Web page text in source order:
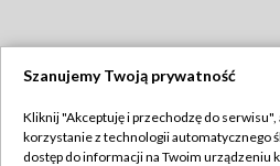
TVP
Szanujemy Twoją prywatność
Kliknij "Akceptuję i przechodzę do serwisu",
korzystanie z technologii automatycznego
dostęp do informacji na Twoim urządzeniu